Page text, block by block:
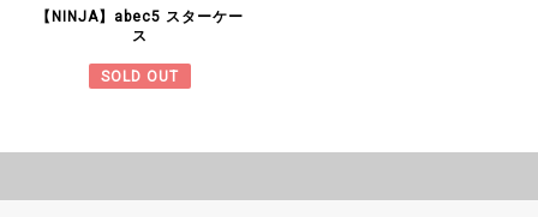
【NINJA】abec5 スターケー
ス
SOLD OUT